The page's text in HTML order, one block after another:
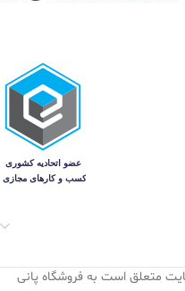
این سایت متعلق است به فروشگاه پانی